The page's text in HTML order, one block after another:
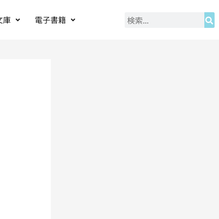
庫 電子書籍